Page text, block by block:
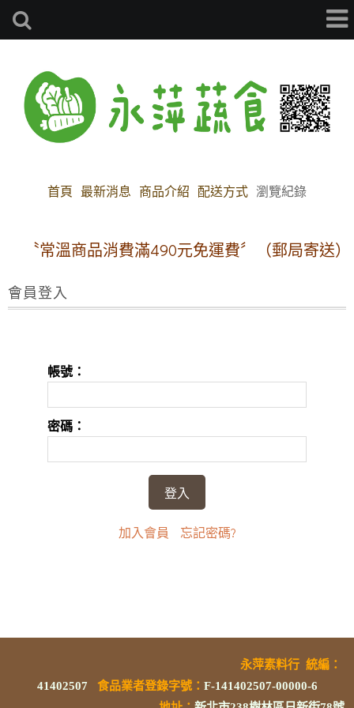
首頁 最新消息 商品介紹 配送方式 瀏覽紀錄
〝常溫商品消費滿490元免運費〞（郵局寄送）
會員登入
帳號：
密碼：
加入會員 忘記密碼?
永萍素料行 統編 ：
41402507
食品業者登錄字號： F-141402507-00000-6